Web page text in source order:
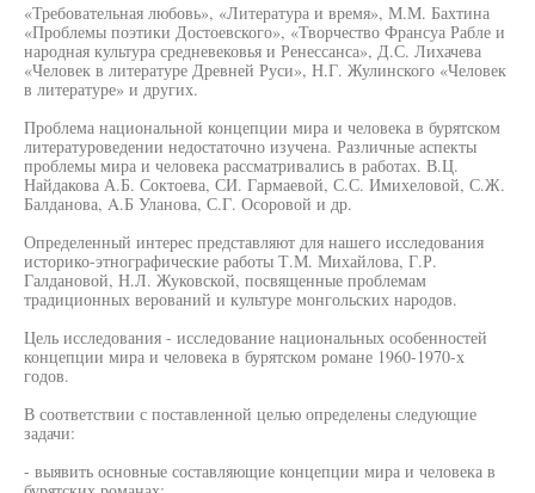
«Требовательная любовь», «Литература и время», М.М. Бахтина
«Проблемы поэтики Достоевского», «Творчество Франсуа Рабле и
народная культура средневековья и Ренессанса», Д.С. Лихачева
«Человек в литературе Древней Руси», Н.Г. Жулинского «Человек
в литературе» и других.
Проблема национальной концепции мира и человека в бурятском
литературоведении недостаточно изучена. Различные аспекты
проблемы мира и человека рассматривались в работах. В.Ц.
Найдакова А.Б. Соктоева, СИ. Гармаевой, С.С. Имихеловой, С.Ж.
Балданова, A.Б Уланова, С.Г. Осоровой и др.
Определенный интерес представляют для нашего исследования
историко-этнографические работы Т.М. Михайлова, Г.Р.
Галдановой, Н.Л. Жуковской, посвященные проблемам
традиционных верований и культуре монгольских народов.
Цель исследования - исследование национальных особенностей
концепции мира и человека в бурятском романе 1960-1970-х
годов.
В соответствии с поставленной целью определены следующие
задачи:
- выявить основные составляющие концепции мира и человека в